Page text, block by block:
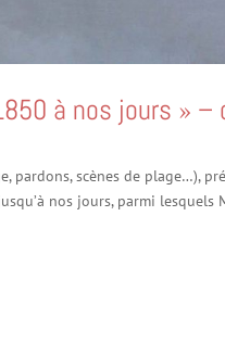
à nos jours » –
pardons, scènes de plage…),
nos jours, parmi lesquels